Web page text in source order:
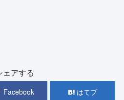
ェアする
Facebook はてブ